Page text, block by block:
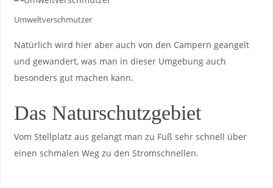
Umweltverschmutzer
Natürlich wird hier aber auch von den Campern geangelt
und gewandert, was man in dieser Umgebung auch
besonders gut machen kann.
Das Naturschutzgebiet
Vom Stellplatz aus gelangt man zu Fuß sehr schnell über
einen schmalen Weg zu den Stromschnellen.